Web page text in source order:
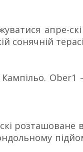
апре-
сонячній
Кампільо.
розташоване